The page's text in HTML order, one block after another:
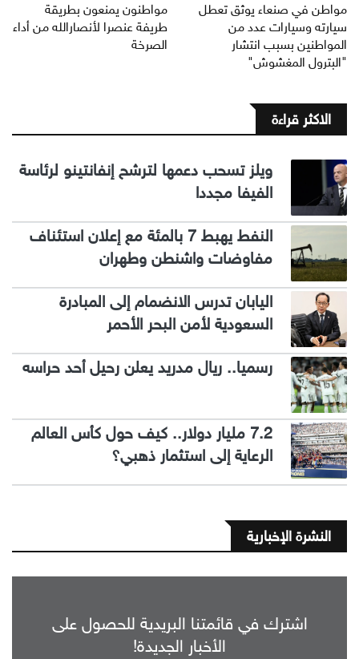
مواطن في صنعاء يوثق تعطل
سيارته وسيارات عدد من
المواطنين بسبب انتشار
"البترول المغشوش"
مواطنون يمنعون بطريقة
طريفة عنصرا لأنصارالله من أداء
الصرخة
الاكثر قراءة
ويلز تسحب دعمها لترشح إنفانتينو لرئاسة
الفيفا مجددا
النفط يهبط 7 بالمئة مع إعلان استئناف
مفاوضات واشنطن وطهران
اليابان تدرس الانضمام إلى المبادرة
السعودية لأمن البحر الأحمر
رسميا.. ريال مدريد يعلن رحيل أحد حراسه
7.2 مليار دولار.. كيف حول كأس العالم
الرعاية إلى استثمار ذهبي؟
النشرة الإخبارية
اشترك في قائمتنا البريدية للحصول على
الأخبار الجديدة!